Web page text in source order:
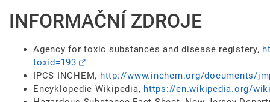
INFORMAČNÍ ZDROJE
Agency for toxic substances and disease registery,
toxid=193
IPCS INCHEM, http://www.inchem.org/documents/
Encyklopedie Wikipedia, https://en.wikipedia.org/